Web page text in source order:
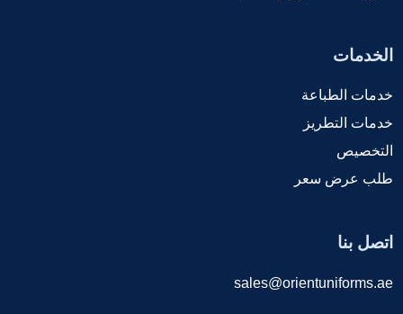
الخدمات
خدمات الطباعة
خدمات التطريز
التخصيص
طلب عرض سعر
اتصل بنا
sales@orientuniforms.ae